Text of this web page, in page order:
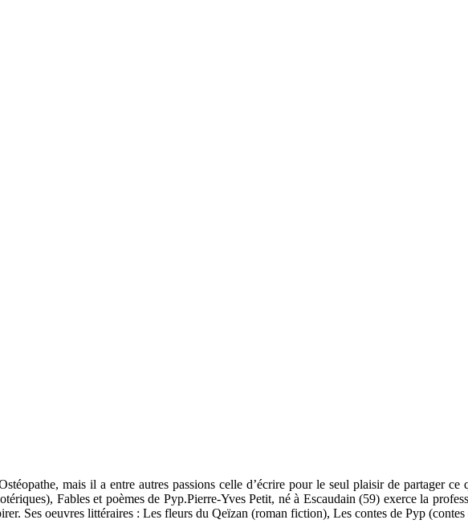
mais il a entre autres passions celle d’écrire pour le seul plaisir de partager
Fables et poèmes de Pyp.Pierre-Yves Petit, né à Escaudain (59) exerce la
Ses oeuvres littéraires : Les fleurs du Qeïzan (roman fiction), Les contes de Pyp (contes